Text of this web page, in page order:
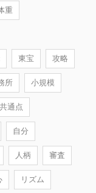
重
東宝 攻略
所 小規模
共通点
自分
人柄 審査
リズム